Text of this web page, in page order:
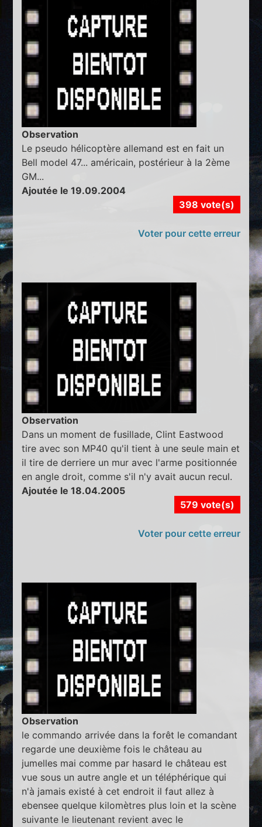
Observation
Le pseudo hélicoptère allemand est en fait un
Bell model 47... américain, postérieur à la 2ème
GM...
Ajoutée le 19.09.2004
398 vote(s)
Voter pour cette erreur
Observation
Dans un moment de fusillade, Clint Eastwood
tire avec son MP40 qu'il tient à une seule main et
il tire de derriere un mur avec l'arme positionnée
en angle droit, comme s'il n'y avait aucun recul.
Ajoutée le 18.04.2005
579 vote(s)
Voter pour cette erreur
Observation
le commando arrivée dans la forêt le comandant
regarde une deuxième fois le château au
jumelles mai comme par hasard le château est
vue sous un autre angle et un téléphérique qui
n'à jamais existé à cet endroit il faut allez à
ebensee quelque kilomètres plus loin et la scène
suivante le lieutenant revient avec le